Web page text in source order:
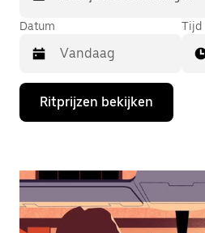
Datum
Druk
de
de
te
openen
Tijd
Ritprijzen bekijken